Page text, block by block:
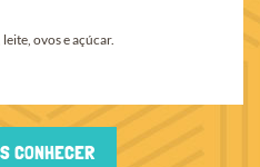
ovos e açúcar.
CONHECER